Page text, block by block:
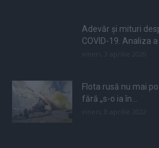
Adevăr și mituri
COVID-19. Analiza a
Flota rusă nu mai
fără „s-o ia în...